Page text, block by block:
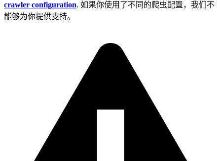
crawler configuration. 如果你使用了不同的爬虫配置，我们不
能够为你提供支持。